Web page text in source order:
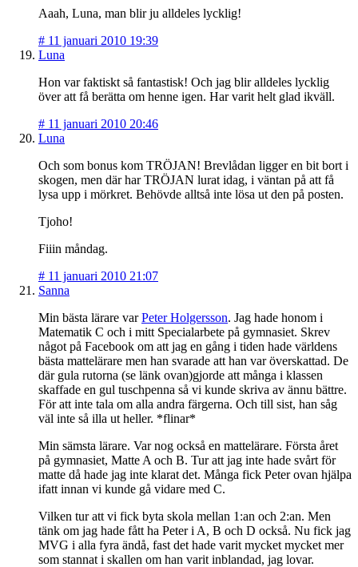
Aaah, Luna, man blir ju alldeles lycklig!
# 11 januari 2010 19:39
Luna
Hon var faktiskt så fantastisk! Och jag blir alldeles lycklig
över att få berätta om henne igen. Har varit helt glad ikväll.
# 11 januari 2010 20:46
Luna
Och som bonus kom TRÖJAN! Brevlådan ligger en bit bort i
skogen, men där har TRÖJAN lurat idag, i väntan på att få
lysa upp i mörkret. Behövde alltså inte lösa ut den på posten.
Tjoho!
Fiiin måndag.
# 11 januari 2010 21:07
Sanna
Min bästa lärare varPeter Holgersson. Jag hade honom i
Matematik C och i mitt Specialarbete på gymnasiet. Skrev
något på Facebook om att jag en gång i tiden hade världens
bästa mattelärare men han svarade att han var överskattad. De
där gula rutorna (se länk ovan)gjorde att många i klassen
skaffade en gul tuschpenna så vi kunde skriva av ännu bättre.
För att inte tala om alla andra färgerna. Och till sist, han såg
väl inte så illa ut heller. *flinar*
Min sämsta lärare. Var nog också en mattelärare. Första året
på gymnasiet, Matte A och B. Tur att jag inte hade svårt för
matte då hade jag inte klarat det. Många fick Peter ovan hjälpa
ifatt innan vi kunde gå vidare med C.
Vilken tur att vi fick byta skola mellan 1:an och 2:an. Men
tänk om jag hade fått ha Peter i A, B och D också. Nu fick jag
MVG i alla fyra ändå, fast det hade varit mycket mycket mer
som stannat i skallen om han varit inblandad, jag lovar.